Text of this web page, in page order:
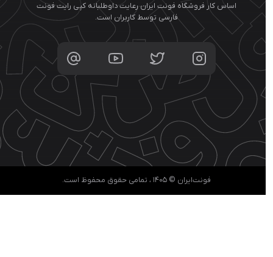
اساس کار فروشگاه فونت ایران رعایت داوطلبانه کپی رایت فونت
فارسی توسط کاربران است.
فونت‌ایران © ۱۴۰۵ ، تمامی حقوق محفوظ است.